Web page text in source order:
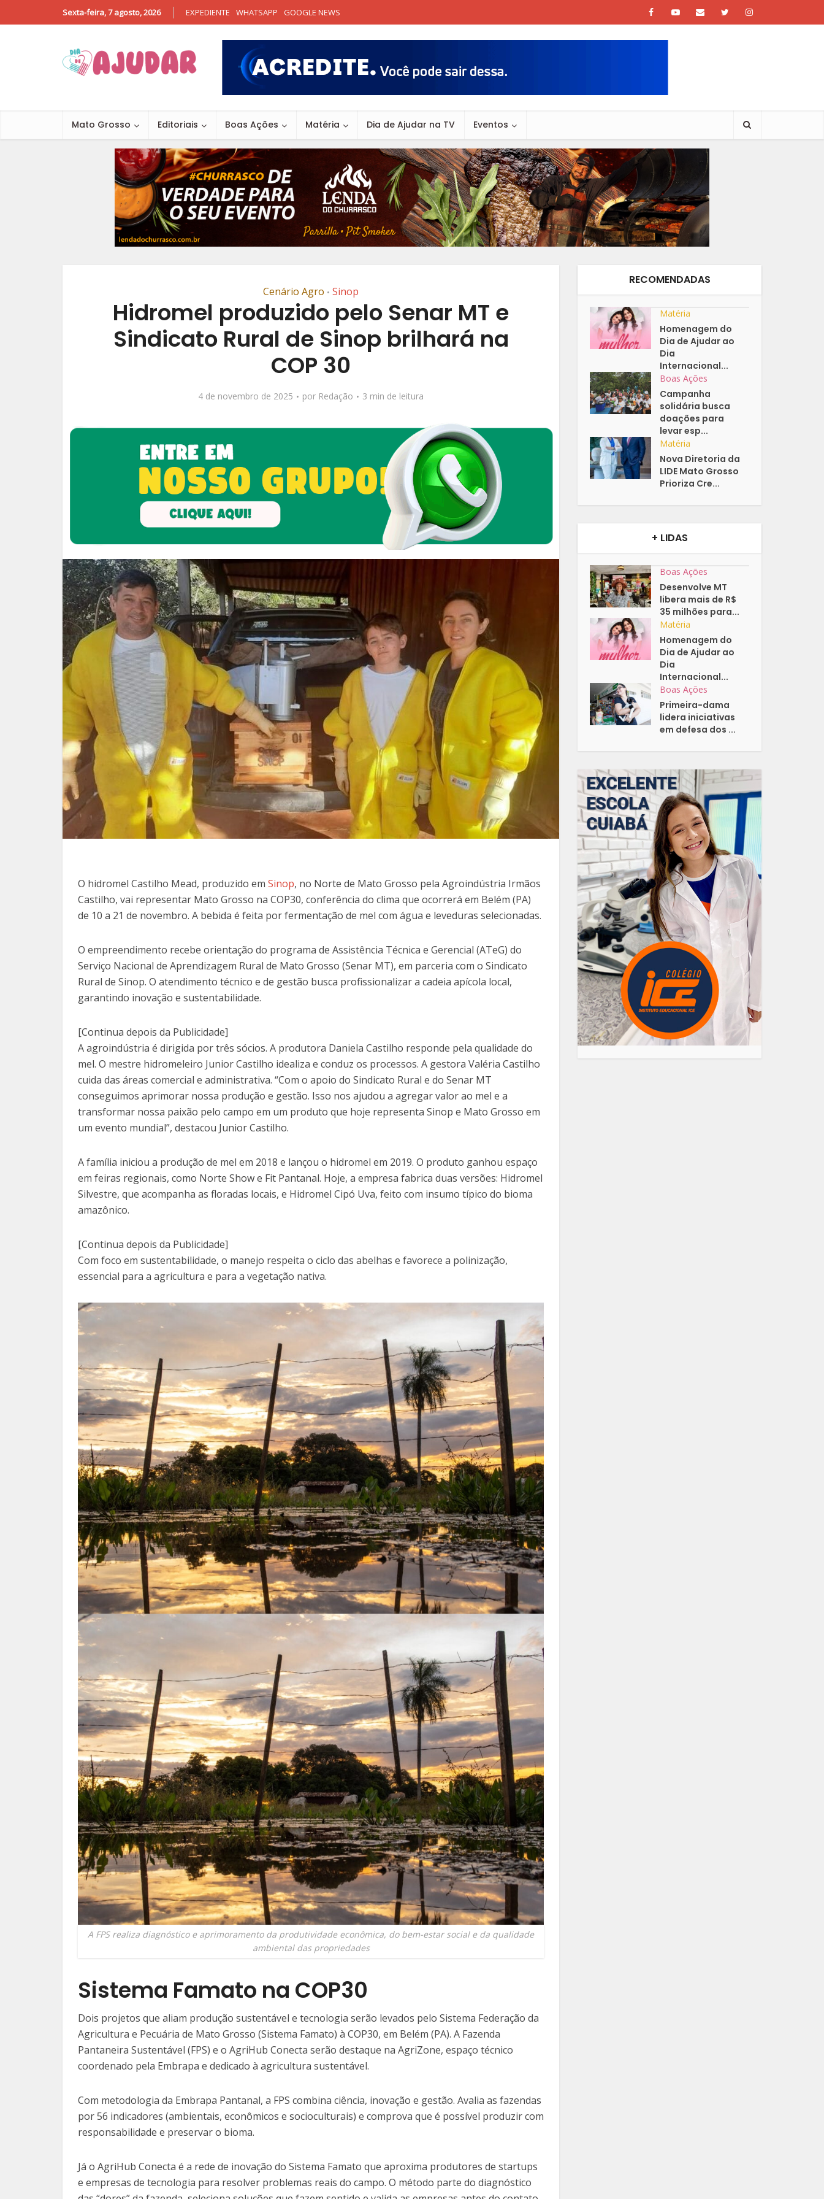
Sexta-feira, 7 agosto, 2026 EXPEDIENTE WHATSAPP GOOGLE NEWS
Mato Grosso Editoriais Boas Ações Matéria Dia de Ajudar na TV Eventos
Cenário Agro • Sinop
Hidromel produzido pelo Senar MT e
Sindicato Rural de Sinop brilhará na
COP 30
4 de novembro de 2025 por Redação 3 min de leitura
O hidromel Castilho Mead, produzido em Sinop, no Norte de Mato Grosso pela Agroindústria Irmãos
Castilho, vai representar Mato Grosso na COP30, conferência do clima que ocorrerá em Belém (PA)
de 10 a 21 de novembro. A bebida é feita por fermentação de mel com água e leveduras selecionadas.
O empreendimento recebe orientação do programa de Assistência Técnica e Gerencial (ATeG) do
Serviço Nacional de Aprendizagem Rural de Mato Grosso (Senar MT), em parceria com o Sindicato
Rural de Sinop. O atendimento técnico e de gestão busca profissionalizar a cadeia apícola local,
garantindo inovação e sustentabilidade.
[Continua depois da Publicidade]
A agroindústria é dirigida por três sócios. A produtora Daniela Castilho responde pela qualidade do
mel. O mestre hidromeleiro Junior Castilho idealiza e conduz os processos. A gestora Valéria Castilho
cuida das áreas comercial e administrativa. “Com o apoio do Sindicato Rural e do Senar MT
conseguimos aprimorar nossa produção e gestão. Isso nos ajudou a agregar valor ao mel e a
transformar nossa paixão pelo campo em um produto que hoje representa Sinop e Mato Grosso em
um evento mundial”, destacou Junior Castilho.
A família iniciou a produção de mel em 2018 e lançou o hidromel em 2019. O produto ganhou espaço
em feiras regionais, como Norte Show e Fit Pantanal. Hoje, a empresa fabrica duas versões: Hidromel
Silvestre, que acompanha as floradas locais, e Hidromel Cipó Uva, feito com insumo típico do bioma
amazônico.
[Continua depois da Publicidade]
Com foco em sustentabilidade, o manejo respeita o ciclo das abelhas e favorece a polinização,
essencial para a agricultura e para a vegetação nativa.
A FPS realiza diagnóstico e aprimoramento da produtividade econômica, do bem-estar social e da qualidade
ambiental das propriedades
Sistema Famato na COP30
Dois projetos que aliam produção sustentável e tecnologia serão levados pelo Sistema Federação da
Agricultura e Pecuária de Mato Grosso (Sistema Famato) à COP30, em Belém (PA). A Fazenda
Pantaneira Sustentável (FPS) e o AgriHub Conecta serão destaque na AgriZone, espaço técnico
coordenado pela Embrapa e dedicado à agricultura sustentável.
Com metodologia da Embrapa Pantanal, a FPS combina ciência, inovação e gestão. Avalia as fazendas
por 56 indicadores (ambientais, econômicos e socioculturais) e comprova que é possível produzir com
responsabilidade e preservar o bioma.
Já o AgriHub Conecta é a rede de inovação do Sistema Famato que aproxima produtores de startups
e empresas de tecnologia para resolver problemas reais do campo. O método parte do diagnóstico
RECOMENDADAS
Matéria
Homenagem do
Dia de Ajudar ao
Dia
Internacional...
Boas Ações
Campanha
solidária busca
doações para
levar esp...
Matéria
Nova Diretoria da
LIDE Mato Grosso
Prioriza Cre...
+ LIDAS
Boas Ações
Desenvolve MT
libera mais de R$
35 milhões para...
Matéria
Homenagem do
Dia de Ajudar ao
Dia
Internacional...
Boas Ações
Primeira-dama
lidera iniciativas
em defesa dos ...